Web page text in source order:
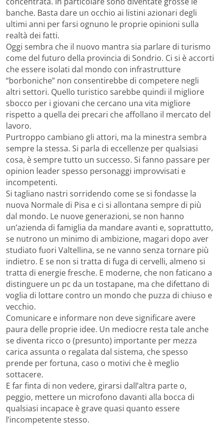
banche. Basta dare un occhio ai listini azionari degli
ultimi anni per farsi ognuno le proprie opinioni sulla
realtà dei fatti.
Oggi sembra che il nuovo mantra sia parlare di turismo
come del futuro della provincia di Sondrio. Ci si è accorti
che essere isolati dal mondo con infrastrutture
“borboniche” non consentirebbe di competere negli
altri settori. Quello turistico sarebbe quindi il migliore
sbocco per i giovani che cercano una vita migliore
rispetto a quella dei precari che affollano il mercato del
lavoro.
Purtroppo cambiano gli attori, ma la minestra sembra
sempre la stessa. Si parla di eccellenze per qualsiasi
cosa, è sempre tutto un successo. Si fanno passare per
opinion leader spesso personaggi improvvisati e
incompetenti.
Si tagliano nastri sorridendo come se si fondasse la
nuova Normale di Pisa e ci si allontana sempre di più
dal mondo. Le nuove generazioni, se non hanno
un’azienda di famiglia da mandare avanti e, soprattutto,
se nutrono un minimo di ambizione, magari dopo aver
studiato fuori Valtellina, se ne vanno senza tornare più
indietro. E se non si tratta di fuga di cervelli, almeno si
tratta di energie fresche. E moderne, che non faticano a
distinguere un pc da un tostapane, ma che difettano di
voglia di lottare contro un mondo che puzza di chiuso e
vecchio.
Comunicare e informare non deve significare avere
paura delle proprie idee. Un mediocre resta tale anche
se diventa ricco o (presunto) importante per mezza
carica assunta o regalata dal sistema, che spesso
prende per fortuna, caso o motivi che è meglio
sottacere.
E far finta di non vedere, girarsi dall’altra parte o,
peggio, mettere un microfono davanti alla bocca di
qualsiasi incapace è grave quasi quanto essere
l’incompetente stesso.